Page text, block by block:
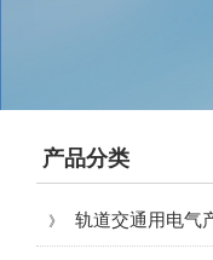
产品分类
》 轨道交通用电气